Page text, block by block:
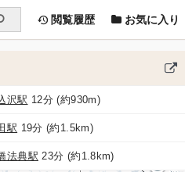
閲覧履歴 お気に入り
沢駅 12分 (約930m)
駅 19分 (約1.5km)
法典駅 23分 (約1.8km)